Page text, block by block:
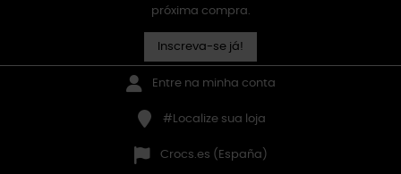
próxima compra.
Inscreva-se já!
Entre na minha conta
#Localize sua loja
Crocs.es (España)